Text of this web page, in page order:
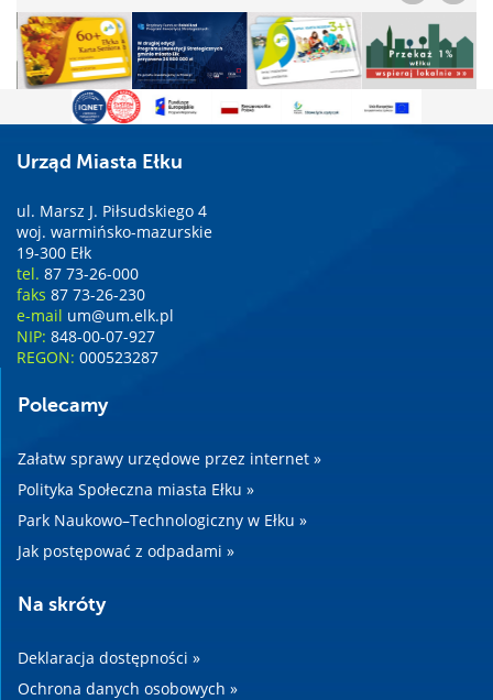
Urząd Miasta Ełku
ul. Marsz J. Piłsudskiego 4
woj. warmińsko-mazurskie
19-300 Ełk
tel. 87 73-26-000
faks 87 73-26-230
e-mail um@um.elk.pl
NIP: 848-00-07-927
REGON: 000523287
Polecamy
Załatw sprawy urzędowe przez internet »
Polityka Społeczna miasta Ełku »
Park Naukowo–Technologiczny w Ełku »
Jak postępować z odpadami »
Na skróty
Deklaracja dostępności »
Ochrona danych osobowych »